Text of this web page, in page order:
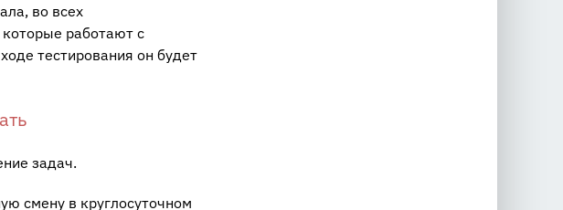
во всех
работают с
тестирования он будет
задач.
смену в круглосуточном